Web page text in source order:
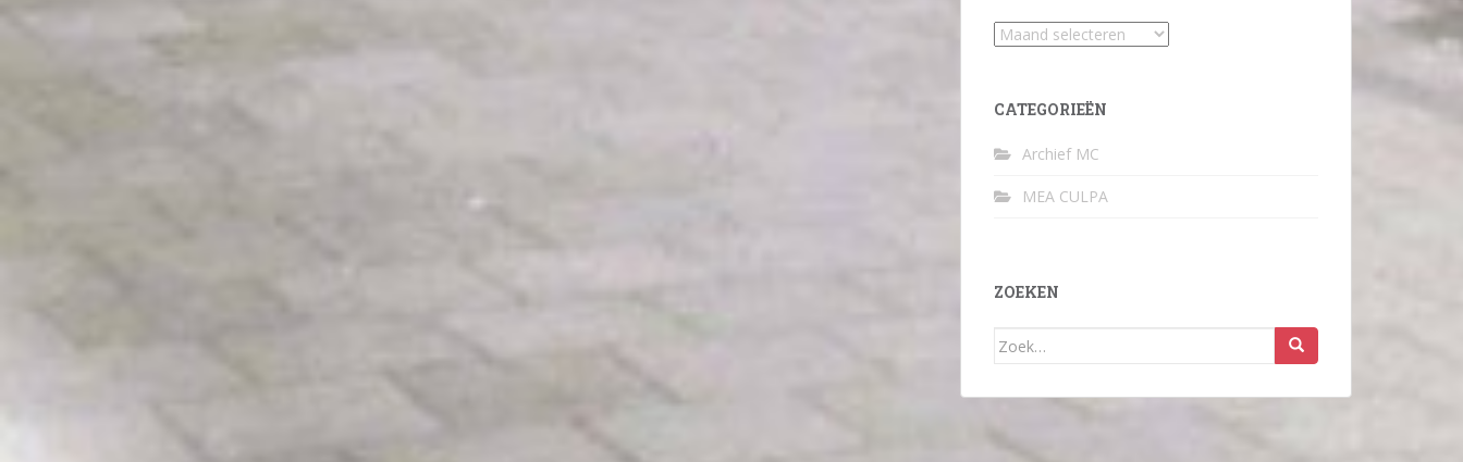
Archief
CATEGORIEËN
Archief MC
MEA CULPA
ZOEKEN
Zoek